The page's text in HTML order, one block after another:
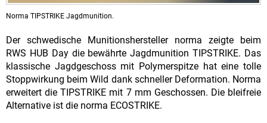
Norma TIPSTRIKE Jagdmunition.
Der schwedische Munitionshersteller norma zeigte beim
RWS HUB Day die bewährte Jagdmunition TIPSTRIKE. Das
klassische Jagdgeschoss mit Polymerspitze hat eine tolle
Stoppwirkung beim Wild dank schneller Deformation. Norma
erweitert die TIPSTRIKE mit 7 mm Geschossen. Die bleifreie
Alternative ist die norma ECOSTRIKE.